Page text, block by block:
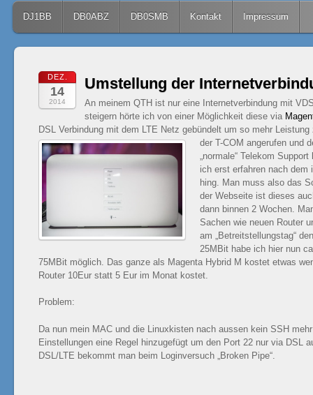
Main menu
Skip to content
DJ1BB DB0ABZ DB0SMB Kontakt Impressum
DEZ.
14
2014
Umstellung der
An meinem QTH ist nur eine Internetverbindung mit
steigern hörte ich von einer Möglichkeit diese via
DSL Verbindung mit dem LTE Netz gebündelt um so mehr
der T-COM angerufen und
„normale“ Telekom
ich erst erfahren nach dem
hing. Man muss also das
der Webseite ist dieses
dann binnen 2 Wochen.
Sachen wie neuen Router
am „Betreitstellungstag“
25MBit habe ich hier nun
75MBit möglich. Das ganze als Magenta Hybrid M kostet etwas
Router 10Eur statt 5 Eur im Monat kostet.
Problem:
Da nun mein MAC und die Linuxkisten nach aussen kein SSH
Einstellungen eine Regel hinzugefügt um den Port 22 nur via DSL
DSL/LTE bekommt man beim Loginversuch „Broken Pipe“.